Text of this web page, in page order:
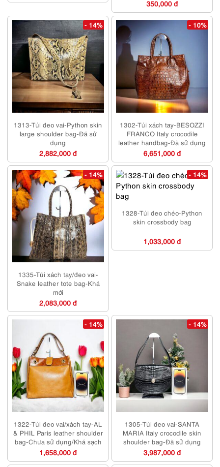
350,000 đ
- 14%
1313-Túi đeo vai-Python skin
large shoulder bag-Đã sử
dụng
2,882,000 đ
- 10%
1302-Túi xách tay-BESOZZI
FRANCO Italy crocodile
leather handbag-Đã sử dụng
6,651,000 đ
- 14%
1335-Túi xách tay/đeo vai-
Snake leather tote bag-Khá
mới
2,083,000 đ
- 14%
1328-Túi đeo chéo-Python
skin crossbody bag
1,033,000 đ
- 14%
1322-Túi đeo vai/xách tay-AL
& PHIL Paris leather shoulder
bag-Chưa sử dụng/Khá sạch
1,658,000 đ
- 14%
1305-Túi đeo vai-SANTA
MARIA Italy crocodile skin
shoulder bag-Đã sử dụng
3,987,000 đ